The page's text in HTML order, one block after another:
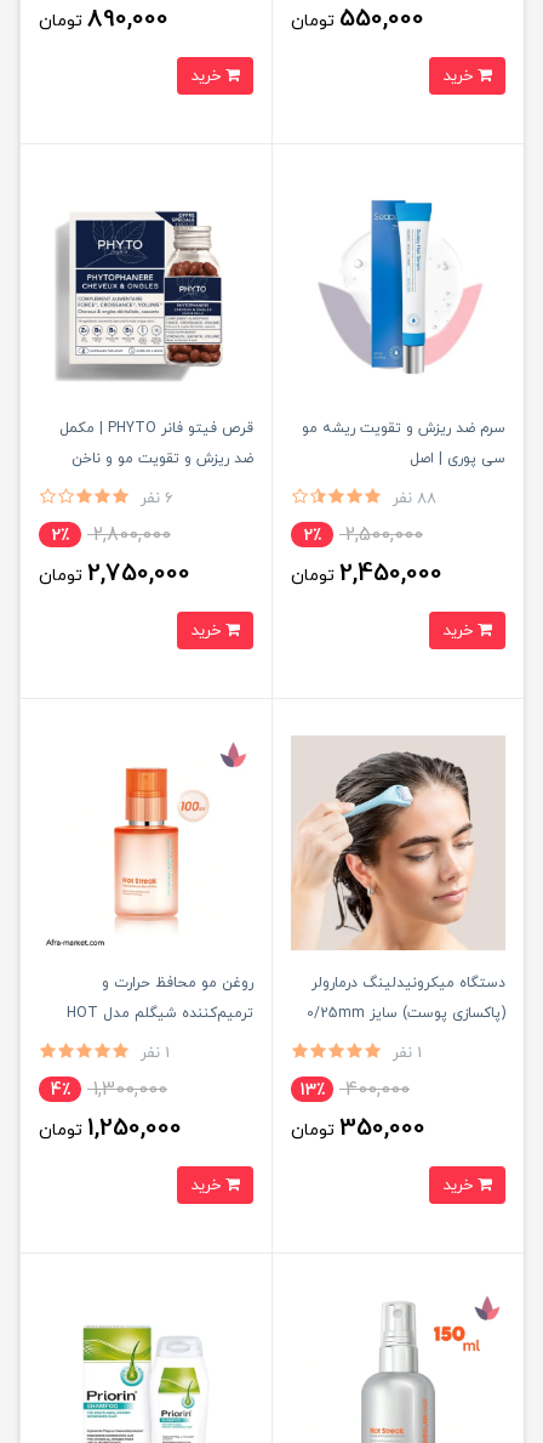
550,000 تومان 890,000 تومان
سرم ضد ریزش و تقویت ریشه مو
سی پوری | اصل
88 نفر
2,500,000 2٪
2,450,000 تومان
قرص فیتو فانر PHYTO | مکمل
ضد ریزش و تقویت مو و ناخن
Phytophanere اصل
6 نفر
2,800,000 2٪
2,750,000 تومان
دستگاه میکرونیدلینگ درمارولر
(پاکسازی پوست) سایز 0/25mm
1 نفر
400,000 13٪
350,000 تومان
روغن مو محافظ حرارت و
ترمیم‌کننده شیگلم مدل HOT
1 نفر
1,300,000 4٪
1,250,000 تومان